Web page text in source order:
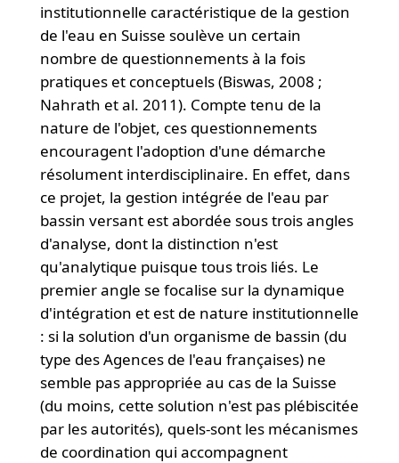
institutionnelle caractéristique de la gestion
de l'eau en Suisse soulève un certain
nombre de questionnements à la fois
pratiques et conceptuels (Biswas, 2008 ;
Nahrath et al. 2011). Compte tenu de la
nature de l'objet, ces questionnements
encouragent l'adoption d'une démarche
résolument interdisciplinaire. En effet, dans
ce projet, la gestion intégrée de l'eau par
bassin versant est abordée sous trois angles
d'analyse, dont la distinction n'est
qu'analytique puisque tous trois liés. Le
premier angle se focalise sur la dynamique
d'intégration et est de nature institutionnelle
: si la solution d'un organisme de bassin (du
type des Agences de l'eau françaises) ne
semble pas appropriée au cas de la Suisse
(du moins, cette solution n'est pas plébiscitée
par les autorités), quels-sont les mécanismes
de coordination qui accompagnent